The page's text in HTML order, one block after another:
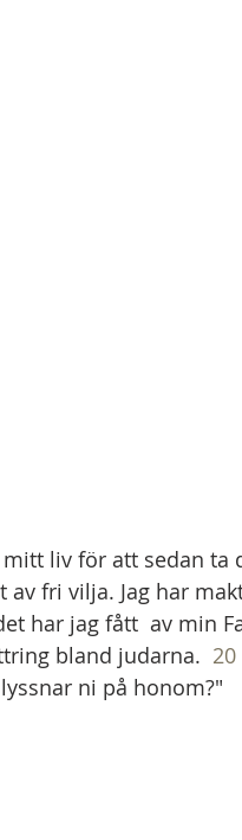
liv för att sedan ta
fri vilja. Jag har
har jag fått  av min
bland judarna.
20
ni på honom?"